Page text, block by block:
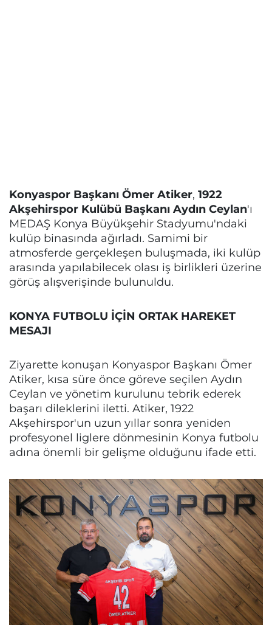
Konyaspor Başkanı Ömer Atiker, 1922
Akşehirspor Kulübü Başkanı Aydın Ceylan'ı
MEDAŞ Konya Büyükşehir Stadyumu'ndaki
kulüp binasında ağırladı. Samimi bir
atmosferde gerçekleşen buluşmada, iki kulüp
arasında yapılabilecek olası iş birlikleri üzerine
görüş alışverişinde bulunuldu.
KONYA FUTBOLU İÇİN ORTAK HAREKET
MESAJI
Ziyarette konuşan Konyaspor Başkanı Ömer
Atiker, kısa süre önce göreve seçilen Aydın
Ceylan ve yönetim kurulunu tebrik ederek
başarı dileklerini iletti. Atiker, 1922
Akşehirspor'un uzun yıllar sonra yeniden
profesyonel liglere dönmesinin Konya futbolu
adına önemli bir gelişme olduğunu ifade etti.